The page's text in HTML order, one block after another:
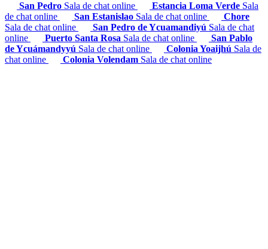
San Pedro Sala de chat online Estancia Loma Verde Sala
de chat online
San Estanislao Sala de chat online
Chore
Sala de chat online
San Pedro de Ycuamandiyú Sala de chat
online
Puerto Santa Rosa Sala de chat online
San Pablo
de Ycuámandyyú Sala de chat online Colonia Yoaijhú Sala de
chat online
Colonia Volendam Sala de chat online